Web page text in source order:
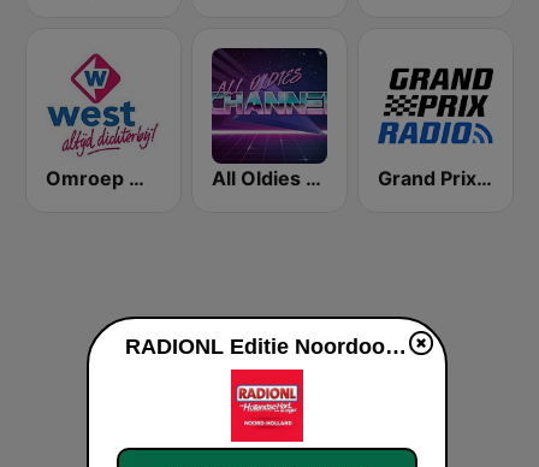
Omroep West All Oldies Channel Grand Prix Radio BE
RADIONL Editie Noordoost-Brabant live luisteren